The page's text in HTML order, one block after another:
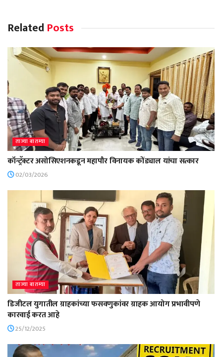
Related Posts
ताज्या बातम्या
कॉन्ट्रॅक्टर असोसिएशनकडून महापौर विनायक कोंड्याल यांचा सत्कार
02/03/2026
ताज्या बातम्या
डिजीटल युगातील ग्राहकांच्या फसवणुकांवर ग्राहक आयोग प्रभावीपणे
कारवाई करत आहे
25/12/2025